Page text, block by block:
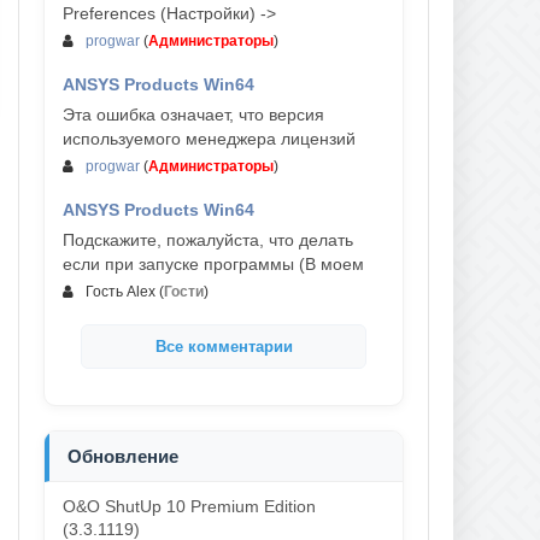
Preferences (Настройки) ->
progwar (Администраторы)
ANSYS Products Win64
Эта ошибка означает, что версия
используемого менеджера лицензий
progwar (Администраторы)
ANSYS Products Win64
Подскажите, пожалуйста, что делать
если при запуске программы (В моем
Гость Alex (Гости)
Все комментарии
Обновление
O&O ShutUp 10 Premium Edition
(3.3.1119)